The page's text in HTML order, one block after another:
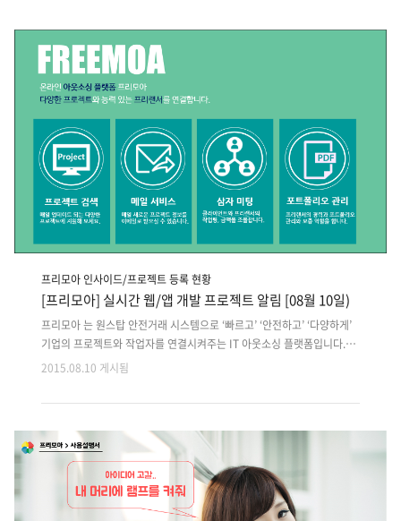
커머스 다중통화) 등이 있습니다. 2. 건설 비지니스 테마 ($58)앞의 사례
와 마찬가지로 건설회사 사업에 이상적입니다. Woo commerce 지원 및
고급 관리자 패널이 함께 제공됩니다. 이를 통해 다양한 타입의 비지니스
에 쉽게 사용할 수 있습니다. 주요 기능으로는 수직 메뉴,..
프리모아 인사이드/프로젝트 등록 현황
[프리모아] 실시간 웹/앱 개발 프로젝트 알림 [08월 10일)
프리모아 는 원스탑 안전거래 시스템으로 ‘빠르고’ ‘안전하고’ ‘다양하게’
기업의 프로젝트와 작업자를 연결시켜주는 IT 아웃소싱 플랫폼입니다.*
해당 프로젝트 금액과 작업량은 프리모아 삼자미팅에서 세부적으로 조율
30일· 예상비용 : 3,000,000원 ~ 5,000,000원· 지역 : 서울 강남구· 필
는 앱을 만들려고 합니다. 예를 들어 와인의 성분분석을 통해 타닌, 산도,
알콜량을 분석합니다. 기획 기간은 30일 정도이며, UX, UI 관점의 고객친
화적인 인터페이스가 중요합니다, 고객층은 앱을 사용하는 유저와 음료기
업이며, 대략적인 부분만 ..
2015.08.10 게시됨